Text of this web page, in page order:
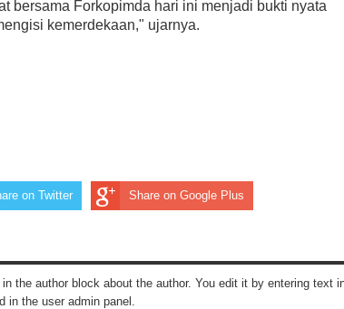
bersama Forkopimda hari ini menjadi bukti nyata
kemerdekaan," ujarnya.
on Twitter Share on Google Plus
the author block about the author. You edit it by entering text
in the user admin panel.